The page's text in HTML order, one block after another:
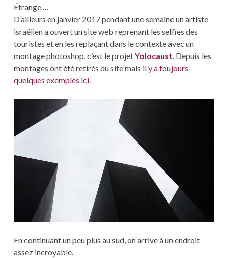
Étrange …
D’ailleurs en janvier 2017 pendant une semaine un artiste
israélien a ouvert un site web reprenant les selfies des
touristes et en les replaçant dans le contexte avec un
montage photoshop, c’est le projetYolocaust . Depuis les
montages ont été retirés du site mais il y a toujours
quelques exemples ici.
En continuant un peu plus au sud, on arrive à un endroit
assez incroyable.